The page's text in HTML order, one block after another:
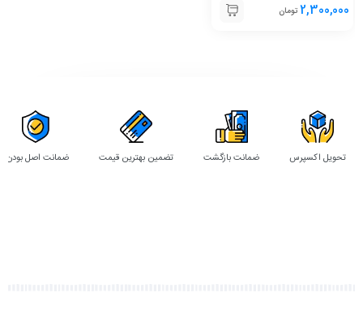
2,300,000 تومان
تحویل اکسپرس ضمانت بازگشت تضمین بهترین قیمت ضمانت اصل بودن